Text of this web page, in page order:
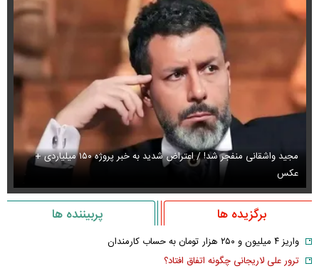
مجید واشقانی منفجر شد! / اعتراض شدید به خبر پروژه ۱۵۰ میلیاردی +
عکس
برگزیده ها پربیننده ها
واریز ۴ میلیون و ۲۵۰ هزار تومان به حساب کارمندان
ترور علی لاریجانی چگونه اتفاق افتاد؟